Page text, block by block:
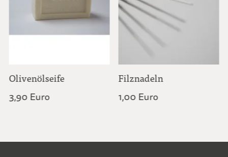
Olivenölseife
3,90 Euro
Filznadeln
1,00 Euro